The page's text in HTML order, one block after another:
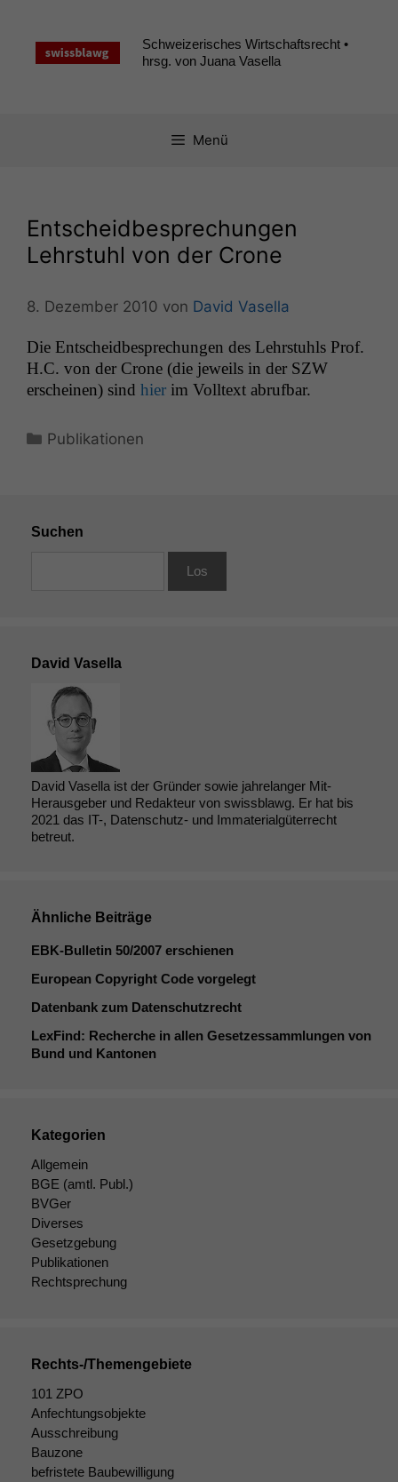
springen
Schweizerisches Wirtschaftsrecht •
hrsg. von Juana Vasella
Menü
Entscheidbesprechungen
Lehrstuhl von der Crone
8. Dezember 2010 von David Vasella
Die Entschei­dbe­sprechun­gen des Lehrstuhls Prof.
H.C. von der Crone (die jew­eils in der SZW
erscheinen) sind hier im Voll­text abrufbar.
Kategorien
Publikationen
Suchen
David Vasella
David Vasella ist der Gründer sowie jahrelanger Mit-
Herausgeber und Redakteur von swissblawg. Er hat bis
2021 das IT-, Datenschutz- und Immaterialgüterrecht
betreut.
Ähnliche Beiträge
EBK-Bulletin 50/2007 erschienen
European Copyright Code vorgelegt
Datenbank zum Datenschutzrecht
LexFind: Recherche in allen Gesetzessammlungen von
Bund und Kantonen
Kategorien
Allgemein
BGE (amtl. Publ.)
BVGer
Diverses
Gesetzgebung
Publikationen
Rechtsprechung
Rechts-/Themengebiete
101 ZPO
Anfechtungsobjekte
Ausschreibung
Bauzone
befristete Baubewilligung